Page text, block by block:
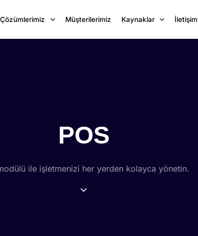
Çözümlerimiz Müşterilerimiz Kaynaklar İletişim
POS
ile işletmenizi her yerden kolayca yönetin.